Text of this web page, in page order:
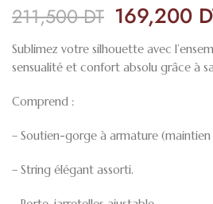
211,500DT 169,200
Sublimez votre silhouette avec
sensualité et confort absolu grâce à
Comprend :
– Soutien-gorge à armature
– String élégant assorti.